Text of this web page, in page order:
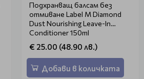
Подхранващ балсам без
отмиване Label M Diamond
Dust Nourishing Leave-In
Conditioner 150ml
€ 25.00 (48.90 лв.)
Добави в количката